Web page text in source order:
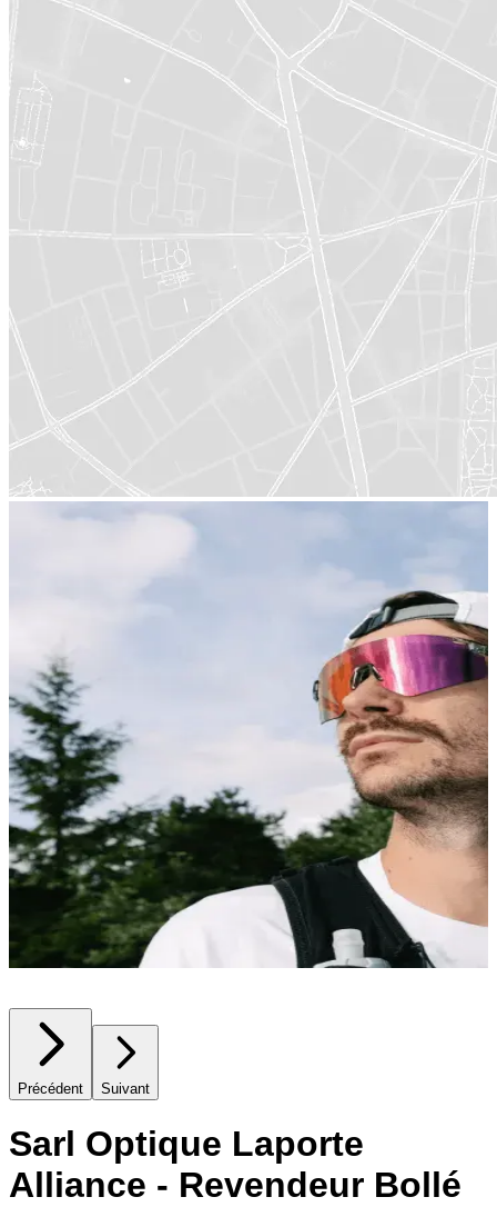
Précédent Suivant
Sarl Optique Laporte
Alliance - Revendeur Bollé